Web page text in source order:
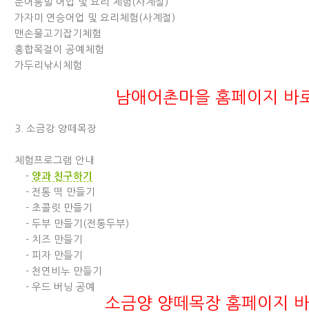
문어통발 어업 및 요리 체험(사계절)
가자미 연승어업 및 요리체험(사계절)
맨손물고기잡기체험
홍합목걸이 공예체험
가두리낚시체험
남애어촌마을 홈페이지 바
3. 소금강 양떼목장
체험프로그램 안내
- 양과 친구하기
-전통 떡 만들기
-초콜릿 만들기
-두부 만들기(전통두부)
- 치즈 만들기
- 피자 만들기
- 천연비누 만들기
-우드 버닝 공예
소금양 양떼목장 홈페이지